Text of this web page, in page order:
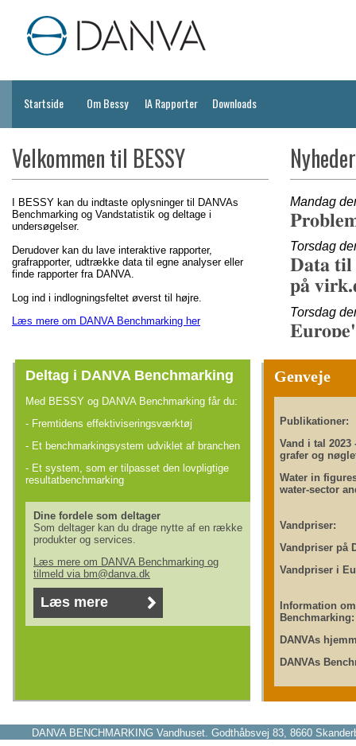
Startside Om Bessy IA Rapporter Downloads
Velkommen til BESSY Nyheder
DANVA BENCHMARKING Vandhuset. Godthåbsvej 83, 8660